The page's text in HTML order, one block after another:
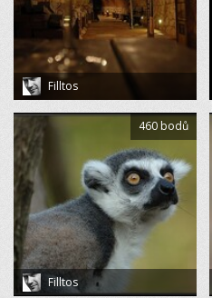
Filltos
Filltos
460 bodů